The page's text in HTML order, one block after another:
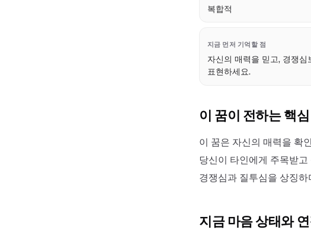
복합적
지금 먼저 기억할 점
자신의 매력을 믿고, 경쟁
표현하세요.
이 꿈이 전하는 핵
이 꿈은 자신의 매력을 확
당신이 타인에게 주목받
경쟁심과 질투심을 상징
지금 마음 상태와